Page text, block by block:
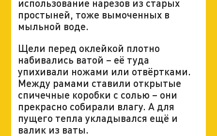
использование нарезов из старых
простыней, тоже вымоченных в
мыльной воде.
Щели перед оклейкой плотно
набивались ватой – её туда
упихивали ножами или отвёртками.
Между рамами ставили открытые
спичечные коробки с солью – они
прекрасно собирали влагу. А для
пущего тепла укладывался ещё и
валик из ваты.